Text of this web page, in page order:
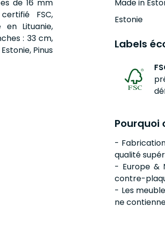
de 16 mm
FSC,
Lituanie,
: 33 cm,
Pinus
Made in
Estonie
Labels
Pourquoi
-
qualité
- Europe &
contre-
- Les
ne